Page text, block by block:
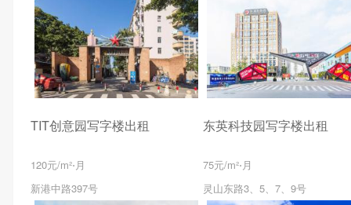
TIT创意园写字楼出租
120元/m²⋅月
新港中路397号
东英科技园写字楼出租
75元/m²⋅月
灵山东路3、5、7、9号